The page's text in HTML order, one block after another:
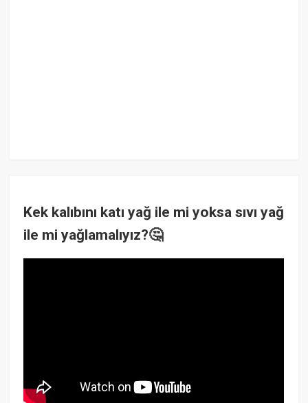
Kek kalıbını katı yağ ile mi yoksa sıvı yağ
ile mi yağlamalıyız?🤔